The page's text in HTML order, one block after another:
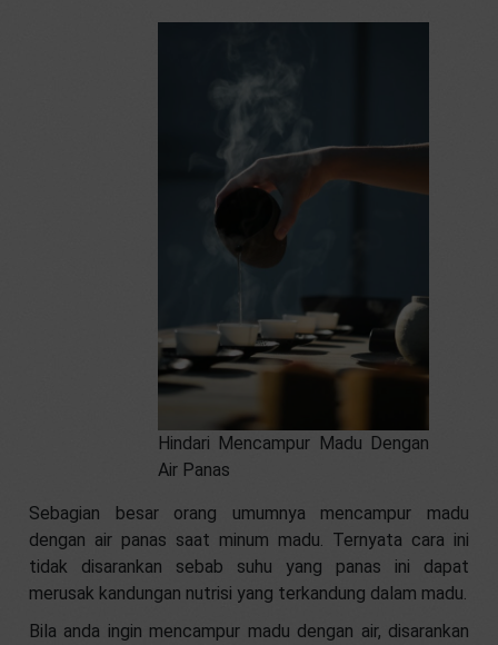
Hindari Mencampur Madu Dengan
Air Panas
Sebagian besar orang umumnya mencampur madu
dengan air panas saat minum madu. Ternyata cara ini
tidak disarankan sebab suhu yang panas ini dapat
merusak kandungan nutrisi yang terkandung dalam madu.
Bila anda ingin mencampur madu dengan air, disarankan